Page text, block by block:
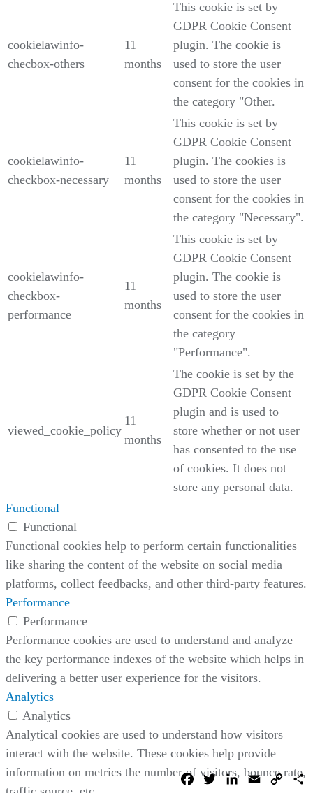
Facebook
TwitterLinkedIn
EmailCopy
Link
cookielawinfo-
checbox-others
11
months
This cookie is set by
GDPR Cookie Consent
plugin. The cookie is
used to store the user
consent for the cookies in
the category "Other.
cookielawinfo-
checkbox-necessary
11
months
This cookie is set by
GDPR Cookie Consent
plugin. The cookies is
used to store the user
consent for the cookies in
the category "Necessary".
cookielawinfo-
checkbox-
performance
11
months
This cookie is set by
GDPR Cookie Consent
plugin. The cookie is
used to store the user
consent for the cookies in
the category
"Performance".
viewed_cookie_policy
11
months
The cookie is set by the
GDPR Cookie Consent
plugin and is used to
store whether or not user
has consented to the use
of cookies. It does not
store any personal data.
Functional
Functional
Functional cookies help to perform certain functionalities
like sharing the content of the website on social media
platforms, collect feedbacks, and other third-party features.
Performance
Performance
Performance cookies are used to understand and analyze
the key performance indexes of the website which helps in
delivering a better user experience for the visitors.
Analytics
Analytics
Analytical cookies are used to understand how visitors
interact with the website. These cookies help provide
information on metrics the number of visitors, bounce rate,